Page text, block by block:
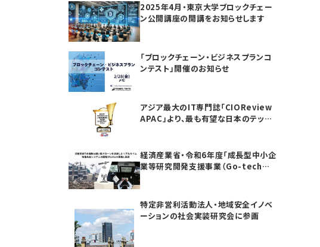
2025年4月・東京大学ブロックチェー
ン公開講座の開講をお知らせします
「ブロックチェーン・ビジネスプランコ
ンテスト」開催のお知らせ
アジア最大のIT専門誌「CIOReview
APAC」より、最も有望な日本のテック
経済産業省・令和6年度「成長型中小企
業等研究開発支援事業（Go-tech事
特定非営利活動法人・地域安全イノベ
ーションの社会実装研究会に参画